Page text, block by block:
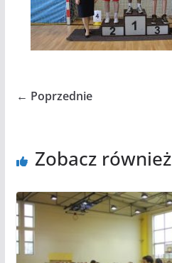
← Poprzednie
Zobacz również